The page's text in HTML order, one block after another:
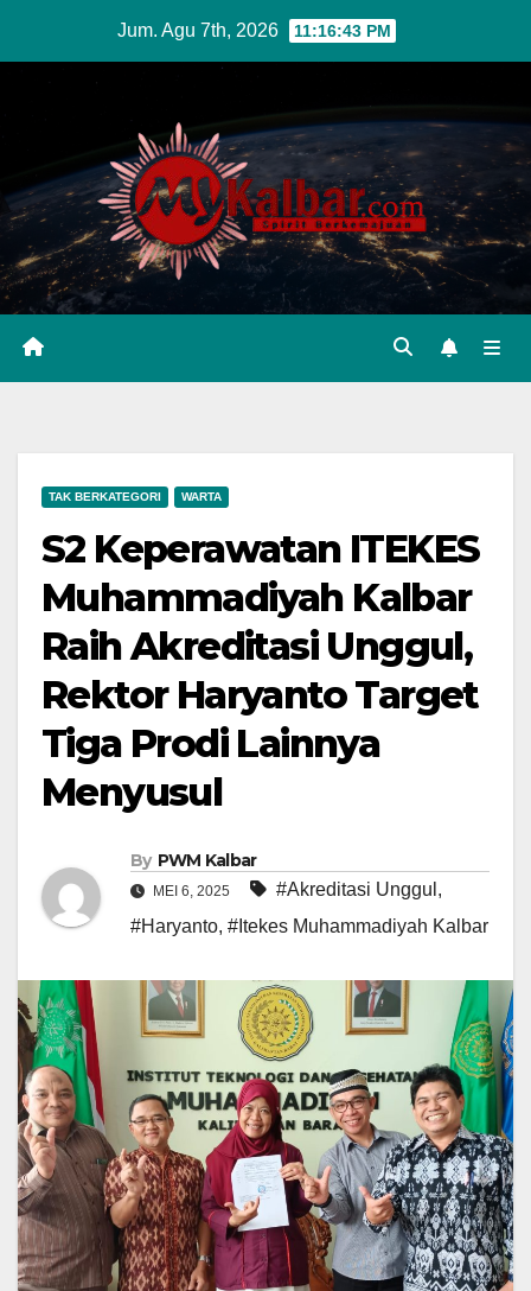
Jum. Agu 7th, 2026 11:16:44 PM
TAK BERKATEGORI WARTA
S2 Keperawatan ITEKES
Muhammadiyah Kalbar
Raih Akreditasi Unggul,
Rektor Haryanto Target
Tiga Prodi Lainnya
Menyusul
By PWM Kalbar
MEI 6, 2025 #Akreditasi Unggul ,
#Haryanto, #Itekes Muhammadiyah Kalbar